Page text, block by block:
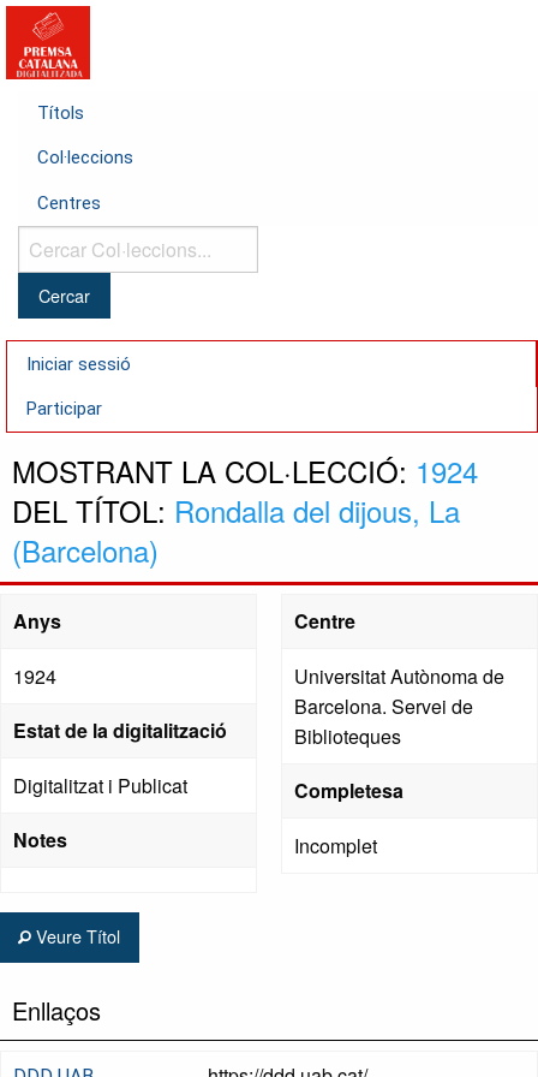
Títols
Col·leccions
Centres
Cercar
Col·leccions...
Iniciar sessió
Participar
MOSTRANT LA COL·LECCIÓ: 1924
DEL TÍTOL: Rondalla del dijous, La
(Barcelona)
Anys
1924
Estat de la digitalització
Digitalitzat i Publicat
Notes
Centre
Universitat Autònoma de
Barcelona. Servei de
Biblioteques
Completesa
Incomplet
Veure Títol
Enllaços